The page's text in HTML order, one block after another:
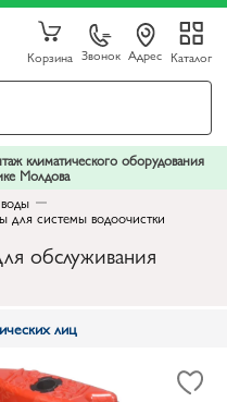
Корзина Звонок Адрес Каталог
климатического оборудования
Молдова
для системы водоочистки
обслуживания
лиц